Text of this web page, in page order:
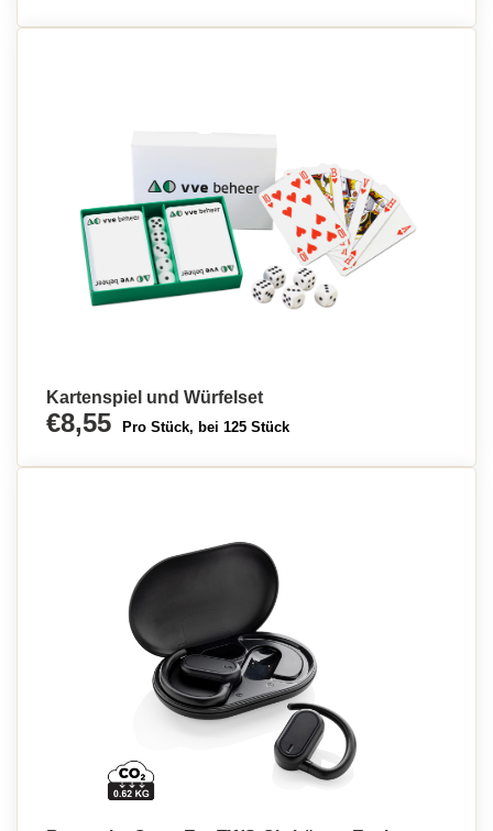
Kartenspiel und Würfelset
€8,55 Pro Stück, bei 125 Stück